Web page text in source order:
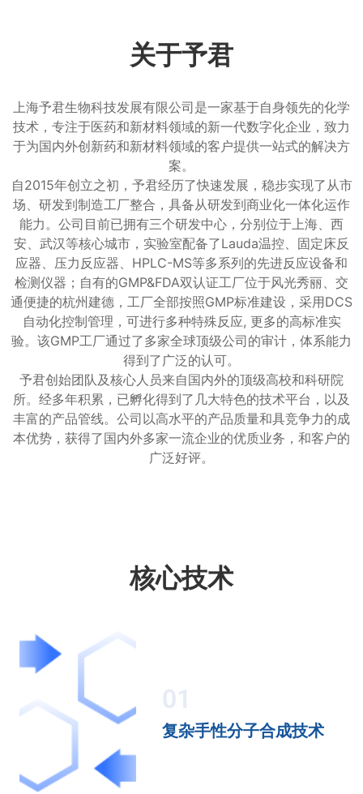
关于予君
上海予君生物科技发展有限公司是一家基于自身领先的化学
技术，专注于医药和新材料领域的新一代数字化企业，致力
于为国内外创新药和新材料领域的客户提供一站式的解决方
案。
自2015年创立之初，予君经历了快速发展，稳步实现了从市
场、研发到制造工厂整合，具备从研发到商业化一体化运作
能力。公司目前已拥有三个研发中心，分别位于上海、西
安、武汉等核心城市，实验室配备了Lauda温控、固定床反
应器、压力反应器、HPLC-MS等多系列的先进反应设备和
检测仪器；自有的GMP&FDA双认证工厂位于风光秀丽、交
通便捷的杭州建德，工厂全部按照GMP标准建设，采用DCS
自动化控制管理，可进行多种特殊反应, 更多的高标准实
验。该GMP工厂通过了多家全球顶级公司的审计，体系能力
得到了广泛的认可。
予君创始团队及核心人员来自国内外的顶级高校和科研院
所。经多年积累，已孵化得到了几大特色的技术平台，以及
丰富的产品管线。公司以高水平的产品质量和具竞争力的成
本优势，获得了国内外多家一流企业的优质业务，和客户的
广泛好评。
核心技术
01
复杂手性分子合成技术